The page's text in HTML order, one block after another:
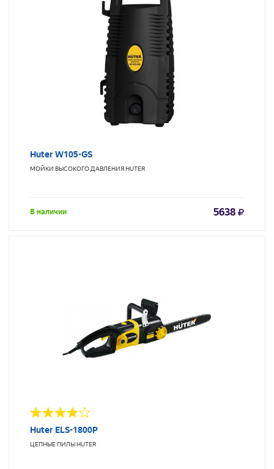
Huter W105-GS
МОЙКИ ВЫСОКОГО ДАВЛЕНИЯHUTER
В наличии 5638
Huter ELS-1800P
ЦЕПНЫЕ ПИЛЫHUTER